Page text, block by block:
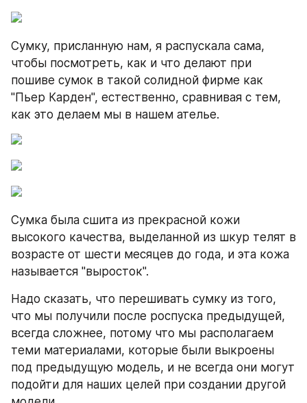
Сумку, присланную нам, я распускала сама,
чтобы посмотреть, как и что делают при
пошиве сумок в такой солидной фирме как
"Пьер Карден", естественно, сравнивая с тем,
как это делаем мы в нашем ателье.
Сумка была сшита из прекрасной кожи
высокого качества, выделанной из шкур телят в
возрасте от шести месяцев до года, и эта кожа
называется "выросток".
Надо сказать, что перешивать сумку из того,
что мы получили после роспуска предыдущей,
всегда сложнее, потому что мы располагаем
теми материалами, которые были выкроены
под предыдущую модель, и не всегда они могут
подойти для наших целей при создании другой